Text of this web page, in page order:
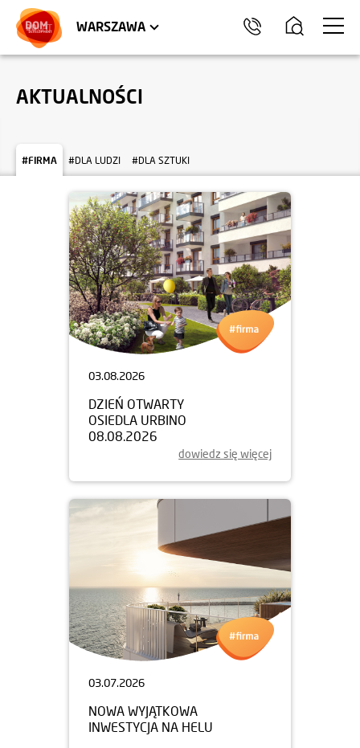
WARSZAWA
HEL
AKTUALNOŚCI
#FIRMA #DLA LUDZI #DLA SZTUKI
03.08.2026
DZIEŃ OTWARTY
OSIEDLA URBINO
08.08.2026
dowiedz się więcej
03.07.2026
NOWA WYJĄTKOWA
INWESTYCJA NA HELU